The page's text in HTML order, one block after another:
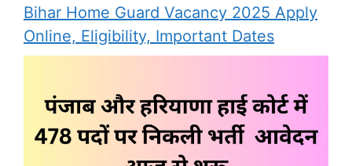
Bihar Home Guard Vacancy 2025 Apply
Online, Eligibility, Important Dates